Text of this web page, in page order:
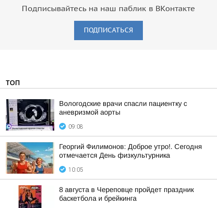
Подписывайтесь на наш паблик в ВКонтакте
ПОДПИСАТЬСЯ
ТОП
Вологодские врачи спасли пациентку с
аневризмой аорты
09:08
Георгий Филимонов: Доброе утро!. Сегодня
отмечается День физкультурника
10:05
8 августа в Череповце пройдет праздник
баскетбола и брейкинга